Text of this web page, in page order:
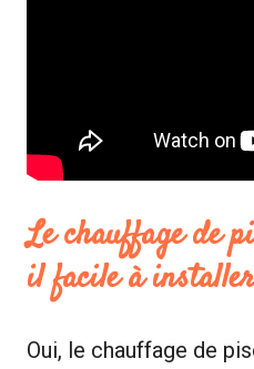
Le chauffage de
il facile à
Oui, le chauffage de